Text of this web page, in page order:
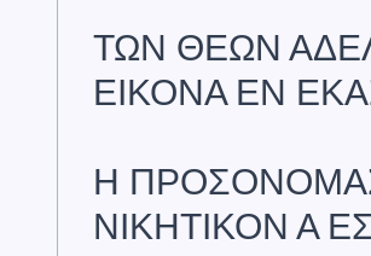
ΤΩΝ ΘΕΩΝ
ΕΙΚΟΝΑ ΕΝ
Η
ΝΙΚΗΤΙΚΟΝ Α